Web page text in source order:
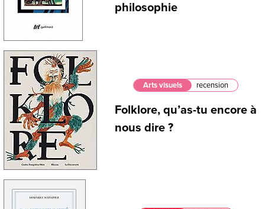
philosophie
Arts visuels recension
Folklore, qu’as-tu encore à
nous dire ?